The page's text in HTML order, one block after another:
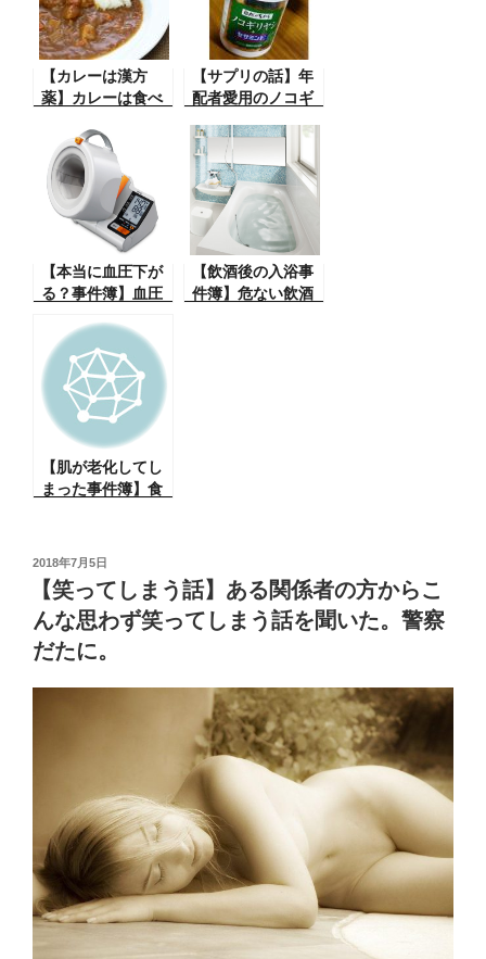
変参りました。は
ずかしいや
ら・・・
【カレーは漢方
薬】カレーは食べ
われてますが・・
【サプリの話】年
配者愛用のノコギ
【本当に血圧下が
る？事件簿】血圧
動とダイエット
（実体験）この効
果は？？
【飲酒後の入浴事
件簿】危ない飲酒
【肌が老化してし
まった事件簿】食
談、やばい！
投
稿
日:
2018年7月5日
【笑ってしまう話】ある関係者の方からこ
んな思わず笑ってしまう話を聞いた。警察
だたに。